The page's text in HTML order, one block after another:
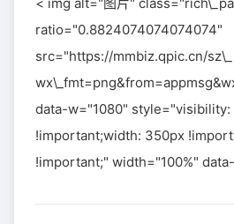
ratio="0.8824074074074074"
src="https://mmbiz.qpic.cn/
data-w="1080" style="visibility:
!important;width: 350px
!important;" width="100%"